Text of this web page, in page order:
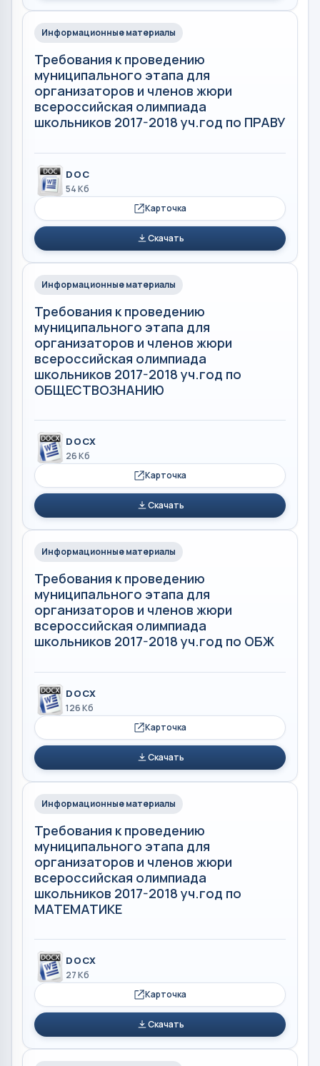
Информационные материалы
Требования к проведению
муниципального этапа для
организаторов и членов жюри
всероссийская олимпиада
школьников 2017-2018 уч.год по ПРАВУ
DOC
54 Кб
Карточка
Скачать
Информационные материалы
Требования к проведению
муниципального этапа для
организаторов и членов жюри
всероссийская олимпиада
школьников 2017-2018 уч.год по
ОБЩЕСТВОЗНАНИЮ
DOCX
26 Кб
Карточка
Скачать
Информационные материалы
Требования к проведению
муниципального этапа для
организаторов и членов жюри
всероссийская олимпиада
школьников 2017-2018 уч.год по ОБЖ
DOCX
126 Кб
Карточка
Скачать
Информационные материалы
Требования к проведению
муниципального этапа для
организаторов и членов жюри
всероссийская олимпиада
школьников 2017-2018 уч.год по
МАТЕМАТИКЕ
DOCX
27 Кб
Карточка
Скачать